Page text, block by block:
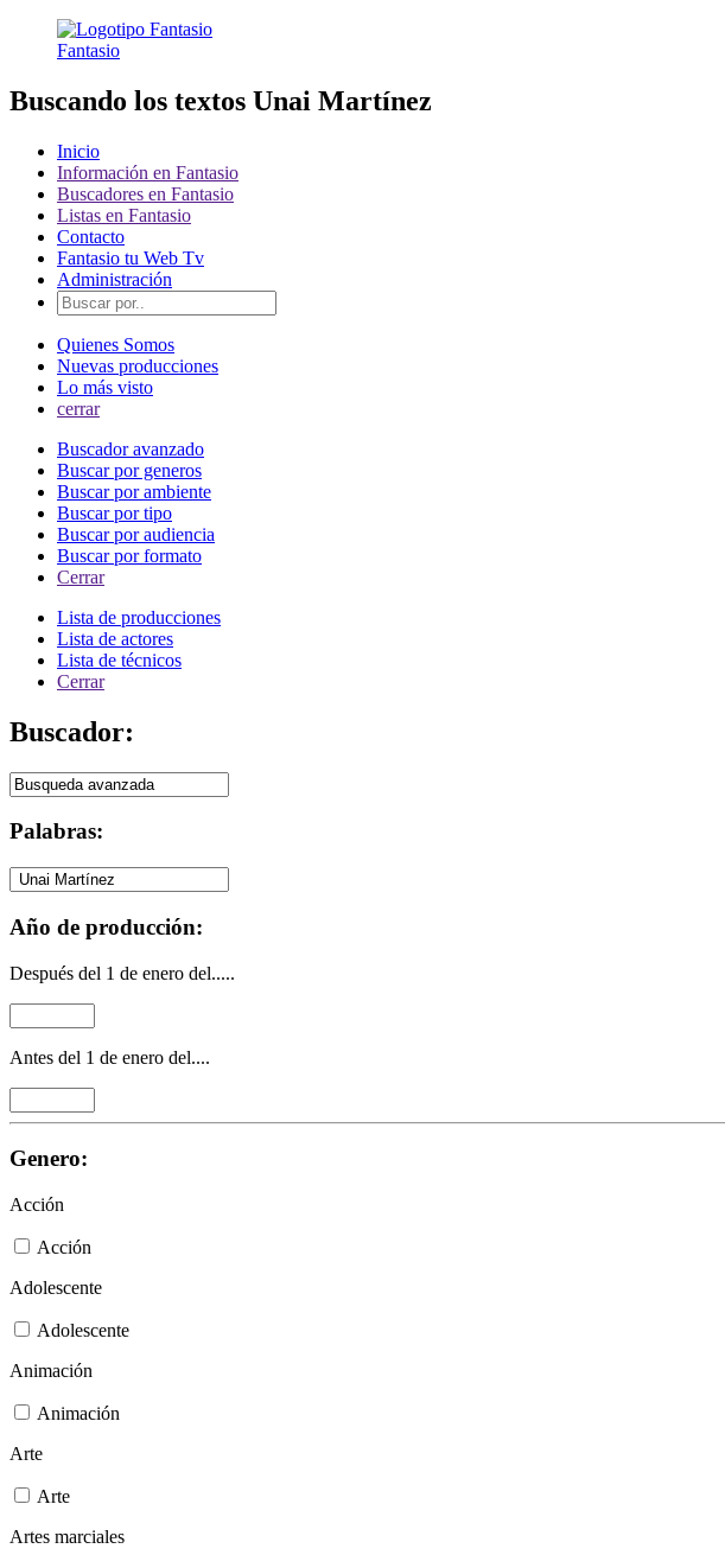
Fantasio
Buscando los textos Unai Martínez
Inicio
Información en Fantasio
Buscadores en Fantasio
Listas en Fantasio
Contacto
Fantasio tu Web Tv
Administración
Quienes Somos
Nuevas producciones
Lo más visto
cerrar
Buscador avanzado
Buscar por generos
Buscar por ambiente
Buscar por tipo
Buscar por audiencia
Buscar por formato
Cerrar
Lista de producciones
Lista de actores
Lista de técnicos
Cerrar
Buscador:
Palabras:
Año de producción:
Después del 1 de enero del.....
Antes del 1 de enero del....
Genero:
Acción
Acción
Adolescente
Adolescente
Animación
Animación
Arte
Arte
Artes marciales